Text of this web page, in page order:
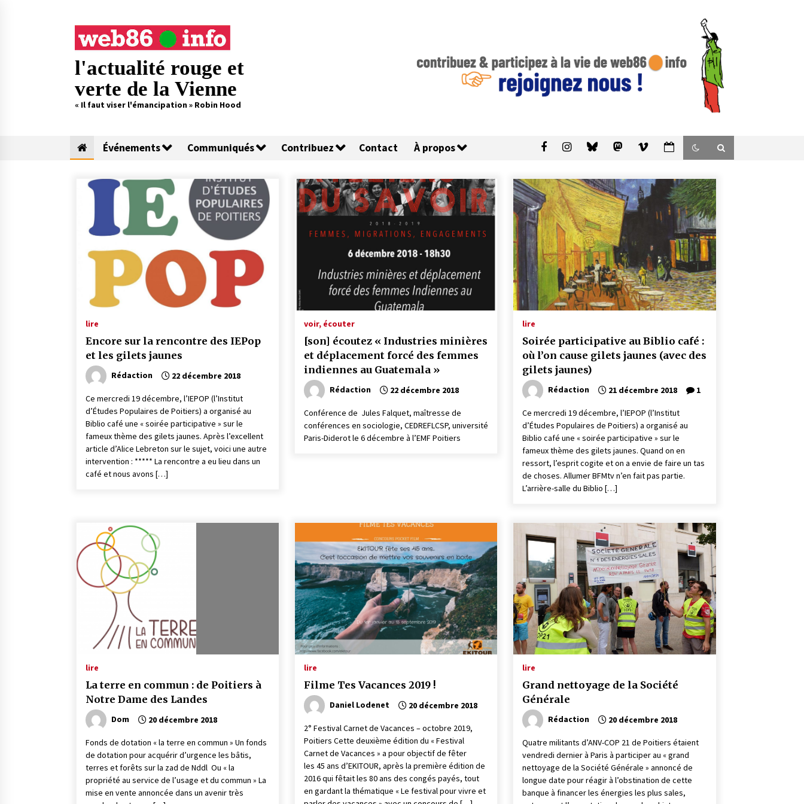
l'actualité rouge et
verte de la Vienne
« Il faut viser l'émancipation » Robin Hood
Événements Communiqués Contribuez Contact À propos
lire
Encore sur la rencontre des IEPop
et les gilets jaunes
Rédaction 22 décembre 2018
Ce mercredi 19 décembre, l’IEPOP (l’Institut
d’Études Populaires de Poitiers) a organisé au
Biblio café une « soirée participative » sur le
fameux thème des gilets jaunes. Après l’excellent
article d’Alice Lebreton sur le sujet, voici une autre
intervention : ***** La rencontre a eu lieu dans un
café et nous avons […]
voir, écouter
[son] écoutez « Industries minières
et déplacement forcé des femmes
indiennes au Guatemala »
Rédaction 22 décembre 2018
Conférence de Jules Falquet, maîtresse de
conférences en sociologie, CEDREFLCSP, université
Paris-Diderot le 6 décembre à l’EMF Poitiers
lire
Soirée participative au Biblio café :
où l’on cause gilets jaunes (avec des
gilets jaunes)
Rédaction 21 décembre 2018 1
Ce mercredi 19 décembre, l’IEPOP (l’Institut
d’Études Populaires de Poitiers) a organisé au
Biblio café une « soirée participative » sur le
fameux thème des gilets jaunes. Quand on en
ressort, l’esprit cogite et on a envie de faire un tas
de choses. Allumer BFMtv n’en fait pas partie.
L’arrière-salle du Biblio […]
lire
La terre en commun : de Poitiers à
Notre Dame des Landes
Dom 20 décembre 2018
Fonds de dotation « la terre en commun » Un fonds
de dotation pour acquérir d’urgence les bâtis,
terres et forêts sur la zad de Nddl Ou « la
propriété au service de l’usage et du commun » La
mise en vente annoncée dans un avenir très
lire
Filme Tes Vacances 2019 !
Daniel Lodenet 20 décembre 2018
2° Festival Carnet de Vacances – octobre 2019,
Poitiers Cette deuxième édition du « Festival
Carnet de Vacances » a pour objectif de fêter
les 45 ans d’EKITOUR, après la première édition de
2016 qui fêtait les 80 ans des congés payés, tout
en gardant la thématique « Le festival pour vivre et
lire
Grand nettoyage de la Société
Générale
Rédaction 20 décembre 2018
Quatre militants d’ANV-COP 21 de Poitiers étaient
vendredi dernier à Paris à participer au « grand
nettoyage de la Société Générale » annoncé de
longue date pour réagir à l’obstination de cette
banque à financer les énergies les plus sales,